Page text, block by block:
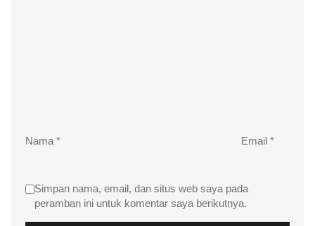
Nama * Email *
Simpan nama, email, dan situs web saya pada
peramban ini untuk komentar saya berikutnya.